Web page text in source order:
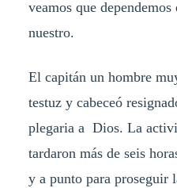
veamos que
nuestro.
El capitán un hombre
testuz y cabeceó
plegaria a Dios. La
tardaron más de seis
y a punto para proseguir